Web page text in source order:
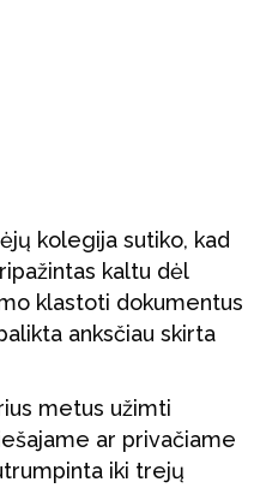
kolegija sutiko, kad
kaltu dėl
klastoti dokumentus
anksčiau skirta
metus užimti
ar privačiame
iki trejų